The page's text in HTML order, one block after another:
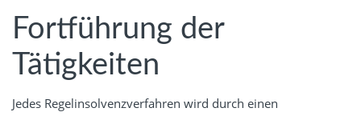
Fortführung der
Tätigkeiten
Jedes Regelinsolvenzverfahren wird durch einen